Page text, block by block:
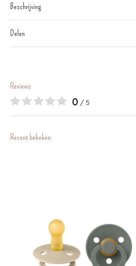
Beschrijving
Delen
Reviews
0 / 5
Recent bekeken